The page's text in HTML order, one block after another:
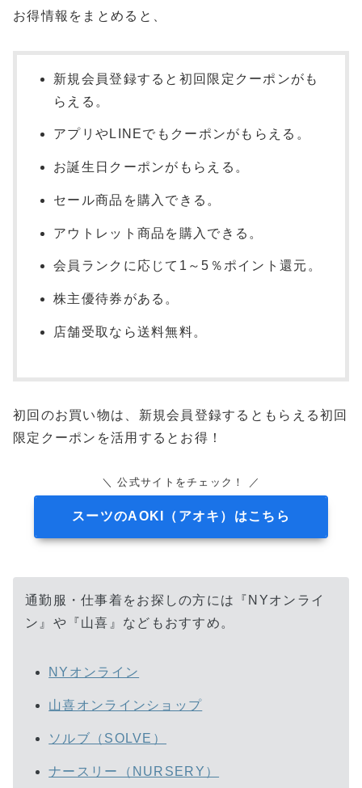
お得情報をまとめると、
新規会員登録すると初回限定クーポンがも
らえる。
アプリやLINEでもクーポンがもらえる。
お誕生日クーポンがもらえる。
セール商品を購入できる。
アウトレット商品を購入できる。
会員ランクに応じて1～5％ポイント還元。
株主優待券がある。
店舗受取なら送料無料。
初回のお買い物は、新規会員登録するともらえる初回
限定クーポンを活用するとお得！
＼ 公式サイトをチェック！ ／
スーツのAOKI（アオキ）はこちら
通勤服・仕事着をお探しの方には『NYオンライ
ン』や『山喜』などもおすすめ。
NYオンライン
山喜オンラインショップ
ソルブ（SOLVE）
ナースリー（NURSERY）